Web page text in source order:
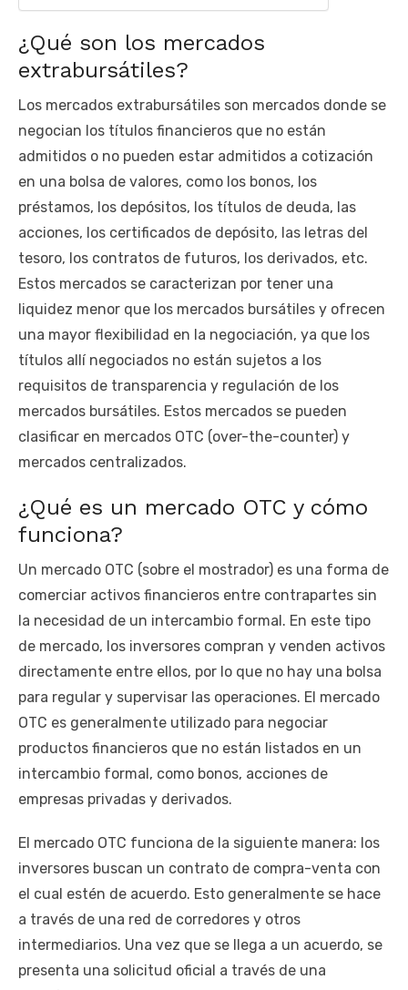
¿Qué son los mercados
extrabursátiles?
Los mercados extrabursátiles son mercados donde se
negocian los títulos financieros que no están
admitidos o no pueden estar admitidos a cotización
en una bolsa de valores, como los bonos, los
préstamos, los depósitos, los títulos de deuda, las
acciones, los certificados de depósito, las letras del
tesoro, los contratos de futuros, los derivados, etc.
Estos mercados se caracterizan por tener una
liquidez menor que los mercados bursátiles y ofrecen
una mayor flexibilidad en la negociación, ya que los
títulos allí negociados no están sujetos a los
requisitos de transparencia y regulación de los
mercados bursátiles. Estos mercados se pueden
clasificar en mercados OTC (over-the-counter) y
mercados centralizados.
¿Qué es un mercado OTC y cómo
funciona?
Un mercado OTC (sobre el mostrador) es una forma de
comerciar activos financieros entre contrapartes sin
la necesidad de un intercambio formal. En este tipo
de mercado, los inversores compran y venden activos
directamente entre ellos, por lo que no hay una bolsa
para regular y supervisar las operaciones. El mercado
OTC es generalmente utilizado para negociar
productos financieros que no están listados en un
intercambio formal, como bonos, acciones de
empresas privadas y derivados.
El mercado OTC funciona de la siguiente manera: los
inversores buscan un contrato de compra-venta con
el cual estén de acuerdo. Esto generalmente se hace
a través de una red de corredores y otros
intermediarios. Una vez que se llega a un acuerdo, se
presenta una solicitud oficial a través de una